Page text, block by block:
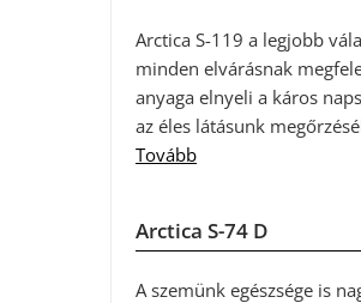
Arctica S-119 a legjobb
minden elvárásnak
anyaga elnyeli a káros
az éles látásunk
Tovább
Arctica S-74 D
A szemünk egészsége is